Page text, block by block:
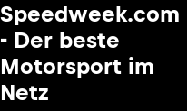
Speedweek.com
- Der beste
Motorsport im
Netz